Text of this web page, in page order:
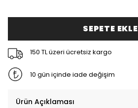
SEPETE EKLE
150 TL üzeri ücretsiz kargo
10 gün içinde iade değişim
Ürün Açıklaması